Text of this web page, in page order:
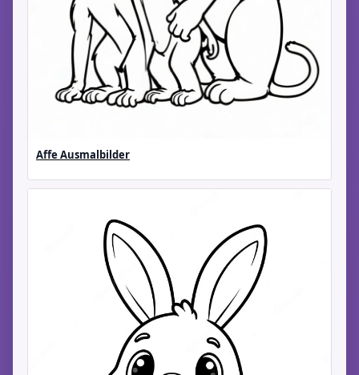
Affe Ausmalbilder